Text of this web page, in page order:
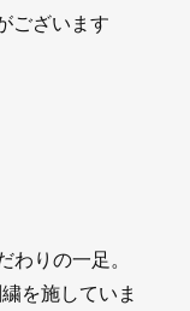
ございます
りの一足。
を施していま